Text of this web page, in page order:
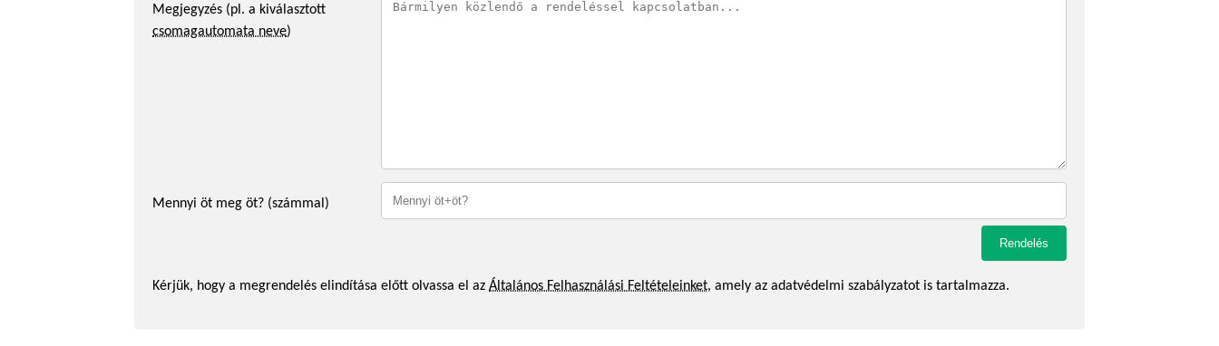
Megjegyzés (pl. a kiválasztott
csomagautomata neve)
Mennyi öt meg öt? (számmal)
Kérjük, hogy a megrendelés elindítása előtt olvassa el az Általános Felhasználási Feltételeinket, amely az adatvédelmi szabályzatot is tartalmazza.